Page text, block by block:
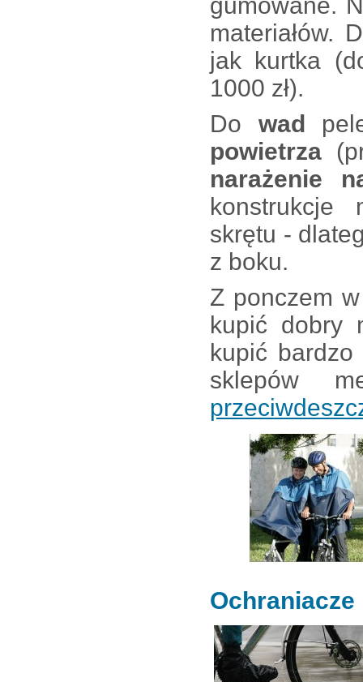
materiałów.
jak kurtka
1000 zł).
Do wad
powietrza
narażenie
konstrukcje
skrętu -
z boku.
Z ponczem
kupić dobry
kupić
sklepów